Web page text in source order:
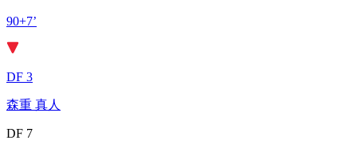
90+7’
DF 3
森重 真人
DF 7